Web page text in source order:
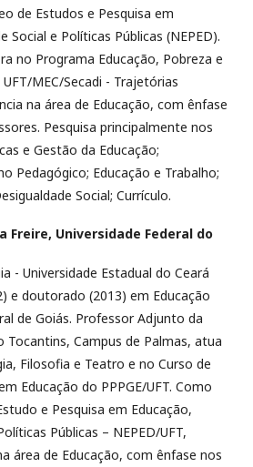
de Estudos e Pesquisa em
Social e Políticas Públicas (NEPED).
no Programa Educação, Pobreza e
MEC/Secadi - Trajetórias
na área de Educação, com ênfase
Pesquisa principalmente nos
e Gestão da Educação;
Pedagógico; Educação e Trabalho;
Social; Currículo.
Freire, Universidade Federal do
- Universidade Estadual do Ceará
e doutorado (2013) em Educação
de Goiás. Professor Adjunto da
Tocantins, Campus de Palmas, atua
Filosofia e Teatro e no Curso de
Educação do PPPGE/UFT. Como
e Pesquisa em Educação,
Públicas – NEPED/UFT,
área de Educação, com ênfase nos